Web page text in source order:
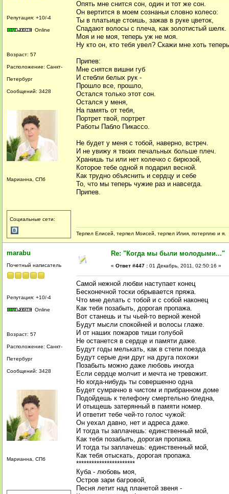
Репутация: +10/-4
Online
Возраст: 57
Расположение: Санкт-
Петербург
Сообщений: 3428
Марианна, СПб
Социальные сети:
Опять мне снится сон, один и тот же сон.
Он вертится в моем сознаньи словно колесо:
Ты в платьице стоишь, зажав в руке цветок,
Спадают волосы с плеча, как золотистый шелк.
Моя и не моя, теперь уж не моя.
Ну кто он, кто тебя увел? Скажи мне хоть
Припев:
Мне снятся вишни губ
И стебли белых рук -
Прошло все, прошло,
Остался только этот сон.
Остался у меня,
На память от тебя,
Портрет твой, портрет
Работы Пабло Пикассо.
Не будет у меня с тобой, наверно, встреч.
И не увижу я твоих печальных больше плеч.
Хранишь ты или нет колечко с бирюзой,
Которое тебе одной я подарил весной.
Как трудно объяснить и сердцу и себе
То, что мы теперь чужие раз и навсегда.
Припев.
Терпел Елисей, терпел Моисей, терпел Илия, потерплю и я.
marabu
Почетный написатель
Репутация: +10/-4
Online
Возраст: 57
Расположение: Санкт-
Петербург
Сообщений: 3428
Марианна, СПб
Re: "Когда мы были молодыми..."
« Ответ #447 : 01 Декабрь, 2011, 02:50:16 »
Самой нежной любви наступает конец
Бесконечной тоски обрывается пряжа.
Что мне делать с тобой и с собой наконец
Как тебя позабыть, дорогая пропажа.
Вот станешь и ты чьей-то верной женой
Будут мысли спокойней и волосы глаже.
И от наших пожаров тиши голубой
Не останется в сердце и памяти даже.
Будут годы мелькать, как в степи поезда
Будут серые дни друг на друга похожи
Позабыть можно даже любовь иногда
Если сердце молчит и мечта не тревожит.
Но когда-нибудь ты совершенно одна
Будет сумрачно в чистом и прибранном доме
Подойдешь к телефону смертельно бледна,
И отыщешь затерянный в памяти номер.
И ответит тебе чей-то голос чужой:
Он уехал давно, нет и адреса даже.
И тогда ты заплачешь: единственный мой,
Как тебя позабыть, дорогая пропажа.
И тогда ты заплачешь: единственный мой,
Как тебя отыскать, дорогая пропажа.
***********************
Куба - любовь моя,
Остров зари багровой,
Песня летит над планетой звеня -